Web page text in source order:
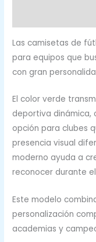
Las camisetas de
para equipos que
con gran
El color verde
deportiva dinámica,
opción para clubes
presencia visual
moderno ayuda a
reconocer durante
Este modelo
personalización
academias y